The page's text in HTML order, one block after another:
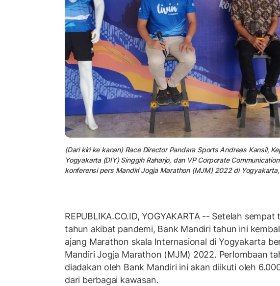
(Dari kiri ke kanan) Race Director Pandara Sports Andreas Kansil,
Yogyakarta (DIY) Singgih Raharjo, dan VP Corporate
konferensi pers Mandiri Jogja Marathon (MJM) 2022 di
REPUBLIKA.CO.ID, YOGYAKARTA -- Setelah
tahun akibat pandemi, Bank Mandiri tahun ini
ajang Marathon skala Internasional di Yogyakarta
Mandiri Jogja Marathon (MJM) 2022. Perlombaan
diadakan oleh Bank Mandiri ini akan diikuti oleh
dari berbagai kawasan.